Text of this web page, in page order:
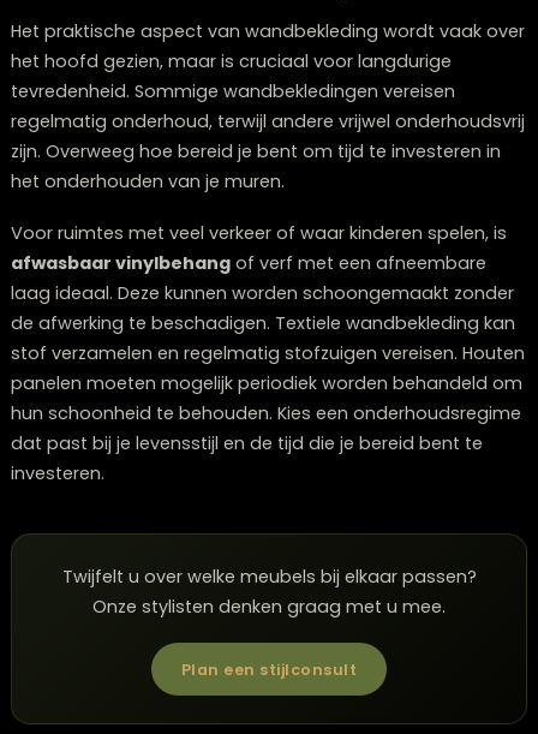
patronen van verschillende grootte te combineren –
bijvoorbeeld een groot bloemenmotief met een
streep of een kleine stip. Dit voorkomt dat patronen
elkaar concurreren.
Let ook op hetcontrast in texturen
wandafwerking naast een ruwe textuur zoals steen of
hout creëert interessante tegenstellingen. Wil je
patronen in één ruimte? Zorg dan voor een
gemeenschappelijk element, zoals een terugkerende
om samenhang te creëren. Als je onzeker bent, begin
klein met één statement-muur of experimenteer
textiel zoals gordijnen of kussens voordat je een hele
ruimte aanpakt.
7: Denk aan het onderhoudsgemak
Het praktische aspect van wandbekleding wordt
het hoofd gezien, maar is cruciaal voor langdurige
tevredenheid. Sommige wandbekledingen vereisen
regelmatig onderhoud, terwijl andere vrijwel
zijn. Overweeg hoe bereid je bent om tijd te